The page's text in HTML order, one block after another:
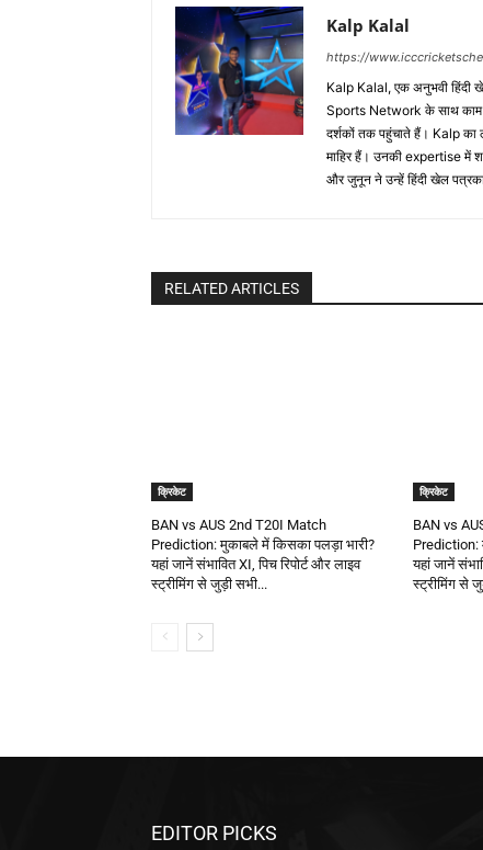
Kalp Kalal
https://
Kalp Kalal, एक अनुभवी हिंदी
Sports Network के साथ काम
दर्शकों तक पहुंचाते हैं। Kalp
माहिर हैं। उनकी expertise
और जुनून ने उन्हें हिंदी खेल
RELATED ARTICLES
क्रिकेट
BAN vs AUS 2nd T20I Match
Prediction: मुकाबले में किसका पलड़ा भारी?
यहां जानें संभावित XI, पिच रिपोर्ट और लाइव
स्ट्रीमिंग से जुड़ी सभी...
क्रिकेट
BAN vs
Prediction:
यहां जानें
स्ट्रीमिंग से
EDITOR PICKS